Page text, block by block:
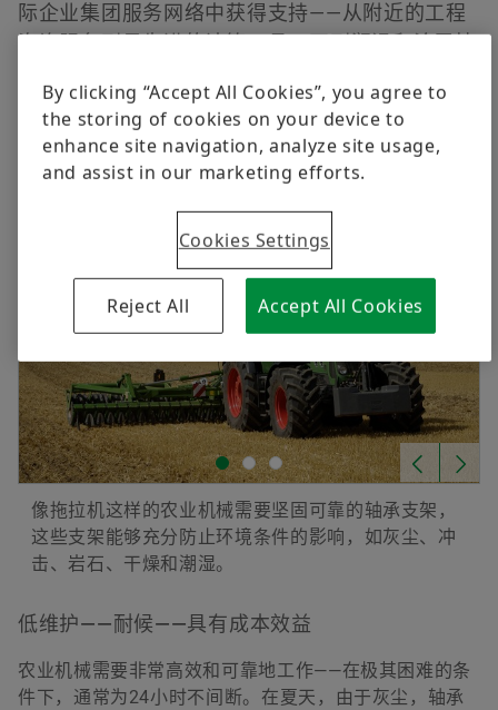
Bearing Arrangements for Tillage and
Harvesting
Download
Forwarding to the web shop
际企业集团服务网络中获得支持——从附近的工程
咨询服务到最先进的计算工具，再到润滑和涂层技
应用
像拖拉机这样的农业机械需要坚固可靠的轴承支架，
这些支架能够充分防止环境条件的影响，如灰尘、冲
击、岩石、干燥和潮湿。
低维护——耐候——具有成本效益
农业机械需要非常高效和可靠地工作——在极其困难的条
件下，通常为24小时不间断。在夏天，由于灰尘，轴承
By clicking “Accept All Cookies”, you agree to
the storing of cookies on your device to
enhance site navigation, analyze site usage,
and assist in our marketing efforts.
Cookies Settings
Reject All Accept All Cookies